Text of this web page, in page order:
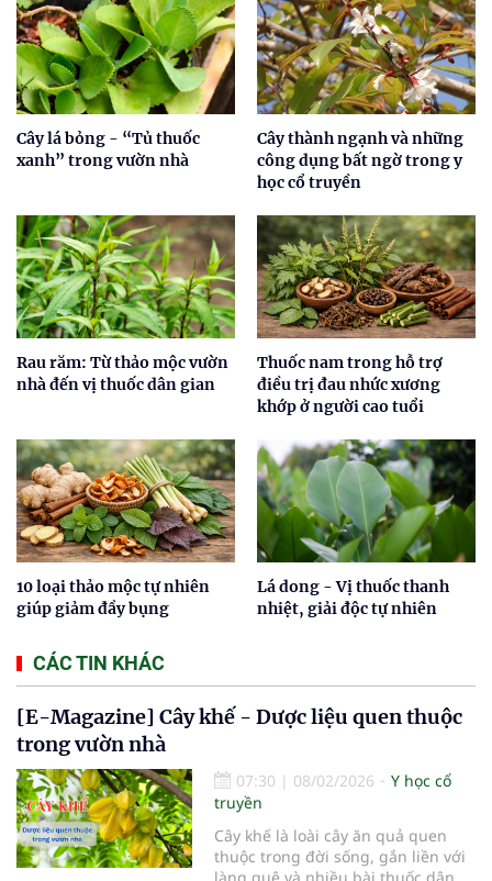
Cây lá bỏng - “Tủ thuốc
xanh” trong vườn nhà
Cây thành ngạnh và những
công dụng bất ngờ trong y
học cổ truyền
Rau răm: Từ thảo mộc vườn
nhà đến vị thuốc dân gian
Thuốc nam trong hỗ trợ
điều trị đau nhức xương
khớp ở người cao tuổi
10 loại thảo mộc tự nhiên
giúp giảm đầy bụng
Lá dong - Vị thuốc thanh
nhiệt, giải độc tự nhiên
CÁC TIN KHÁC
[E-Magazine] Cây khế - Dược liệu quen thuộc
trong vườn nhà
07:30 | 08/02/2026
Y học cổ
truyền
Cây khế là loài cây ăn quả quen
thuộc trong đời sống, gắn liền với